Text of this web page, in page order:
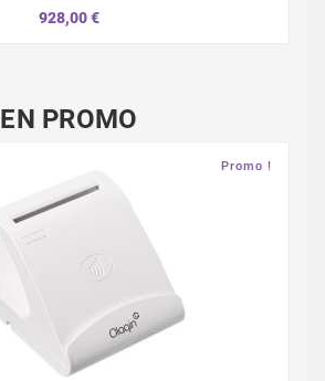
928,00 €
EN PROMO
Promo !